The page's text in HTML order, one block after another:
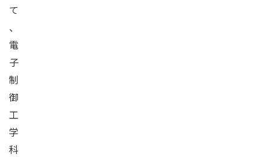
て
、
電
子
制
御
工
学
科